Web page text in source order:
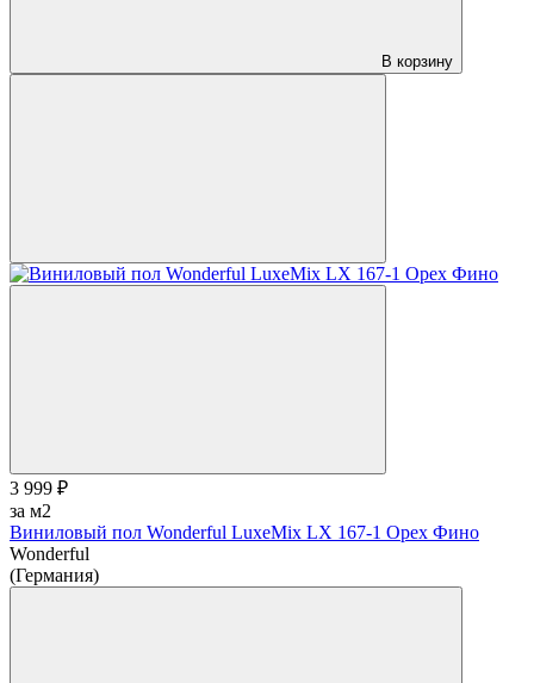
В корзину
3 999 ₽
за м2
Виниловый пол Wonderful LuxeMix LX 167-1 Орех Фино
Wonderful
(Германия)